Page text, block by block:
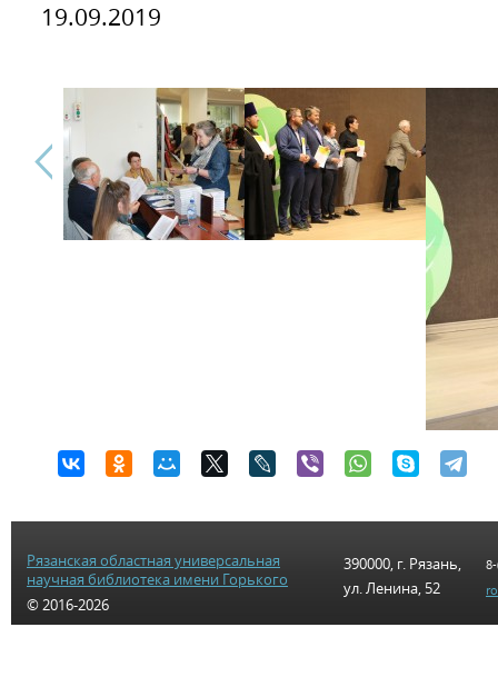
19.09.2019
Рязанская областная универсальная
научная библиотека имени Горького
© 2016-2026
390000, г. Рязань,
ул. Ленина, 52